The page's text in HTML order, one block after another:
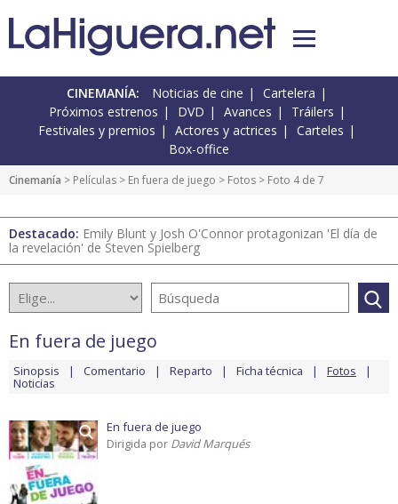
CINEMANÍA: Noticias de cine
Cartelera
Próximos estrenos
DVD Avances
Tráilers
Festivales y premios
Actores y actrices
Carteles
Box-office
Cinemanía > Películas > En fuera de juego > Fotos > Foto 4 de 7
Destacado: Emily Blunt y Josh O'Connor protagonizan 'El día de
la revelación' de Steven Spielberg
En fuera de juego
Sinopsis Comentario Reparto Ficha técnica Fotos
Noticias
En fuera de juego
Dirigida por David Marqués